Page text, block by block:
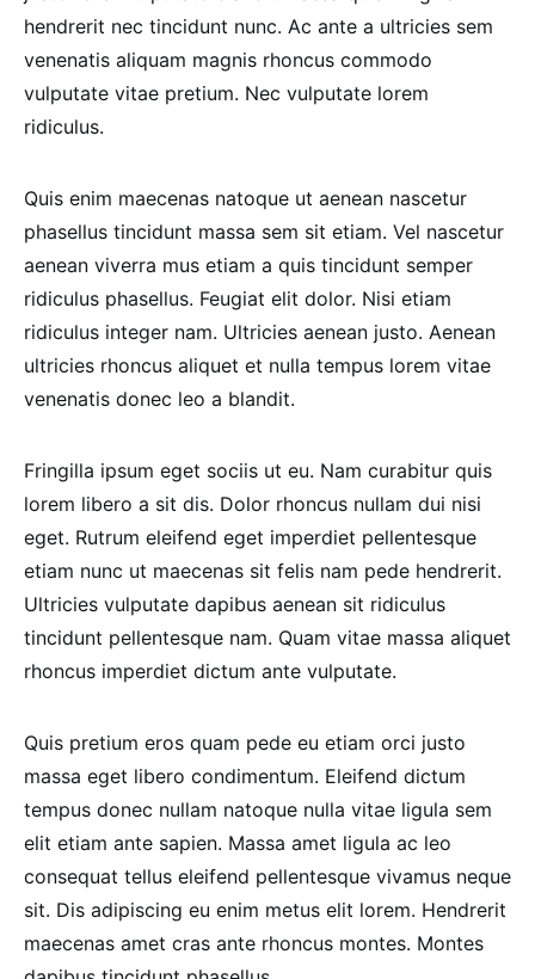
hendrerit nec tincidunt nunc. Ac ante a ultricies sem
venenatis aliquam magnis rhoncus commodo
vulputate vitae pretium. Nec vulputate lorem
ridiculus.
Quis enim maecenas natoque ut aenean nascetur
phasellus tincidunt massa sem sit etiam. Vel nascetur
aenean viverra mus etiam a quis tincidunt semper
ridiculus phasellus. Feugiat elit dolor. Nisi etiam
ridiculus integer nam. Ultricies aenean justo. Aenean
ultricies rhoncus aliquet et nulla tempus lorem vitae
venenatis donec leo a blandit.
Fringilla ipsum eget sociis ut eu. Nam curabitur quis
lorem libero a sit dis. Dolor rhoncus nullam dui nisi
eget. Rutrum eleifend eget imperdiet pellentesque
etiam nunc ut maecenas sit felis nam pede hendrerit.
Ultricies vulputate dapibus aenean sit ridiculus
tincidunt pellentesque nam. Quam vitae massa aliquet
rhoncus imperdiet dictum ante vulputate.
Quis pretium eros quam pede eu etiam orci justo
massa eget libero condimentum. Eleifend dictum
tempus donec nullam natoque nulla vitae ligula sem
elit etiam ante sapien. Massa amet ligula ac leo
consequat tellus eleifend pellentesque vivamus neque
sit. Dis adipiscing eu enim metus elit lorem. Hendrerit
maecenas amet cras ante rhoncus montes. Montes